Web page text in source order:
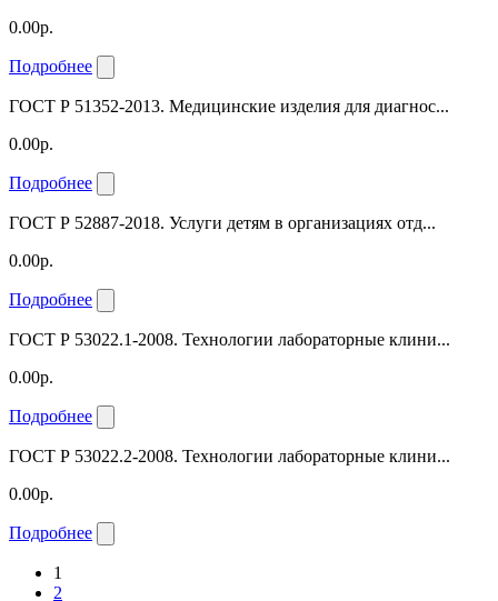
0.00р.
Подробнее
ГОСТ Р 51352-2013. Медицинские изделия для диагнос...
0.00р.
Подробнее
ГОСТ Р 52887-2018. Услуги детям в организациях отд...
0.00р.
Подробнее
ГОСТ Р 53022.1-2008. Технологии лабораторные клини...
0.00р.
Подробнее
ГОСТ Р 53022.2-2008. Технологии лабораторные клини...
0.00р.
Подробнее
1
2